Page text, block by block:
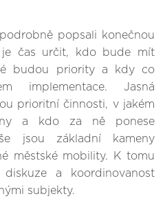
popsali konečnou
je čas určit, kdo bude mít
budou priority a kdy co
implementace. Jasná
prioritní činnosti, v jakém
a kdo za ně ponese
jsou základní kameny
městské mobility. K tomu
a koordinovanost
subjekty.